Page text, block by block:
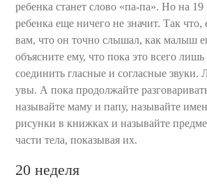
ребенка станет слово «па-па». Но на 19
ребенка еще ничего не значит. Так что,
вам, что он точно слышал, как малыш
объясните ему, что пока это всего
соединить гласные и согласные
увы. А пока продолжайте
называйте маму и папу, называйте
рисунки в книжках и называйте
части тела, показывая их.
20 неделя